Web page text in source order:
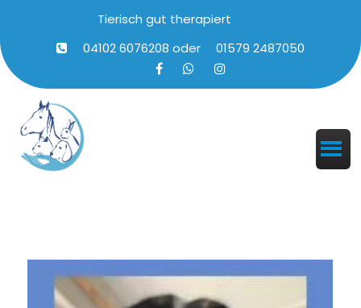
Tierisch gut therapiert
04102 6076208 oder 01579 2487050